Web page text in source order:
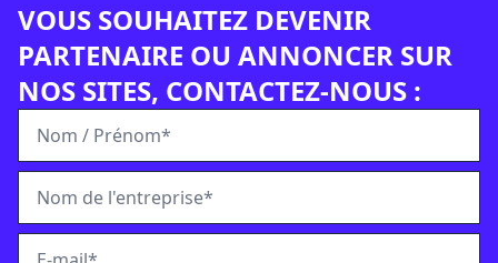
VOUS SOUHAITEZ DEVENIR
PARTENAIRE OU ANNONCER SUR
NOS SITES, CONTACTEZ-NOUS :